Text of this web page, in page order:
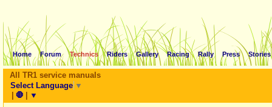
Home Forum Technics Riders Gallery Racing Rally Press Stories
All TR1 service manuals
Select Language ▼
| 🛑 | ▼